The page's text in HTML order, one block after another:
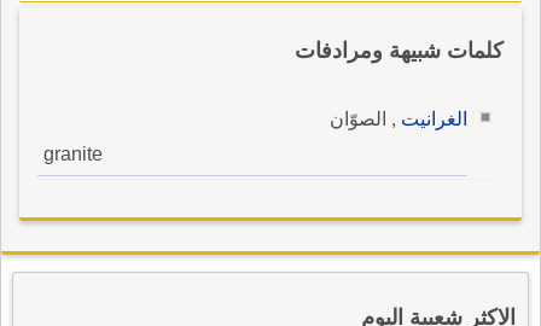
كلمات شبيهة ومرادفات
الغرانيت , الصوّان
granite
الاكثر شعبية اليوم